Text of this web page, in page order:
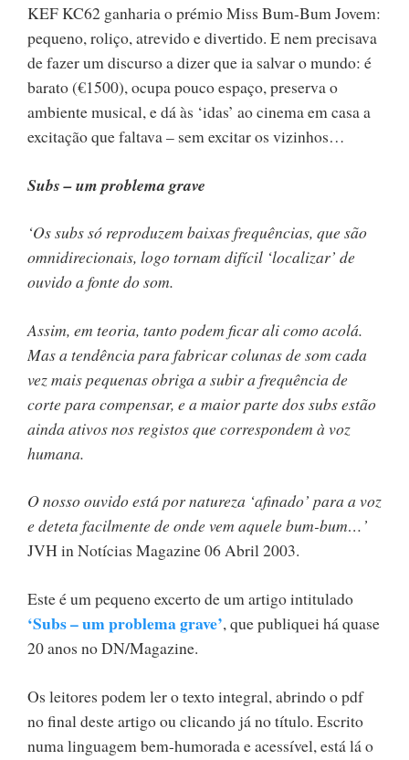
KEF KC62 ganharia o prémio Miss Bum-Bum Jovem:
pequeno, roliço, atrevido e divertido. E nem precisava
de fazer um discurso a dizer que ia salvar o mundo: é
barato (€1500), ocupa pouco espaço, preserva o
ambiente musical, e dá às ‘idas’ ao cinema em casa a
excitação que faltava – sem excitar os vizinhos…
Subs – um problema grave
‘Os subs só reproduzem baixas frequências, que são
omnidirecionais, logo tornam difícil ‘localizar’ de
ouvido a fonte do som.
Assim, em teoria, tanto podem ficar ali como acolá.
Mas a tendência para fabricar colunas de som cada
vez mais pequenas obriga a subir a frequência de
corte para compensar, e a maior parte dos subs estão
ainda ativos nos registos que correspondem à voz
humana.
O nosso ouvido está por natureza ‘afinado’ para a voz
e deteta facilmente de onde vem aquele bum-bum…’
JVH in Notícias Magazine 06 Abril 2003.
Este é um pequeno excerto de um artigo intitulado
‘Subs – um problema grave’, que publiquei há quase
20 anos no DN/Magazine.
Os leitores podem ler o texto integral, abrindo o pdf
no final deste artigo ou clicando já no título. Escrito
numa linguagem bem-humorada e acessível, está lá o